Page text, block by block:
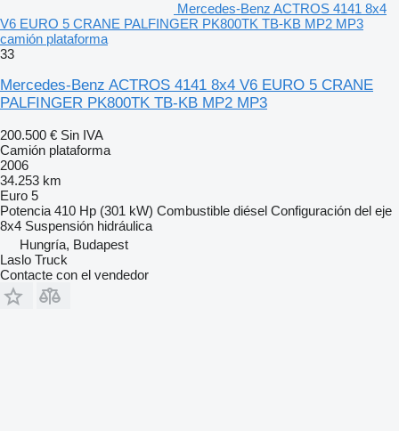
Mercedes-Benz ACTROS 4141 8x4
V6 EURO 5 CRANE PALFINGER PK800TK TB-KB MP2 MP3
camión plataforma
33
Mercedes-Benz ACTROS 4141 8x4 V6 EURO 5 CRANE
PALFINGER PK800TK TB-KB MP2 MP3
200.500 € Sin IVA
Camión plataforma
2006
34.253 km
Euro 5
Potencia 410 Hp (301 kW) Combustible diésel Configuración del eje
8x4 Suspensión hidráulica
Hungría, Budapest
Laslo Truck
Contacte con el vendedor